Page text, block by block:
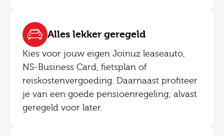
Alles lekker geregeld
Kies voor jouw eigen Joinuz leaseauto,
NS-Business Card, fietsplan of
reiskostenvergoeding. Daarnaast profiteer
je van een goede pensioenregeling; alvast
geregeld voor later.